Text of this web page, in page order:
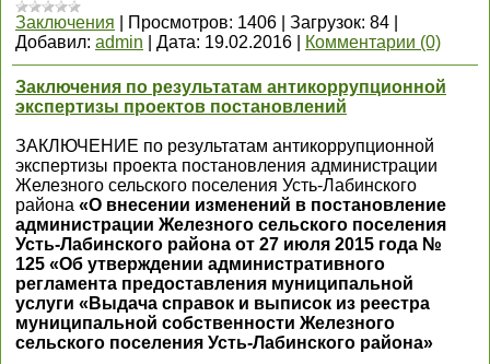
Заключения Просмотров: 1406 Загрузок: 84
Добавил: admin Дата: 19.02.2016 Комментарии (0)
Заключения по результатам антикоррупционной
экспертизы проектов постановлений
ЗАКЛЮЧЕНИЕ по результатам антикоррупционной
экспертизы проекта постановления администрации
Железного сельского поселения Усть-Лабинского
района «О внесении изменений в постановление
администрации Железного сельского поселения
Усть-Лабинского района от 27 июля 2015 года №
125 «Об утверждении административного
регламента предоставления муниципальной
услуги «Выдача справок и выписок из реестра
муниципальной собственности Железного
сельского поселения Усть-Лабинского района»